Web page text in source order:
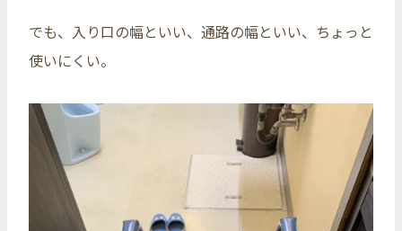
でも、入り口の幅といい、通路の幅といい、ちょっと
使いにくい。